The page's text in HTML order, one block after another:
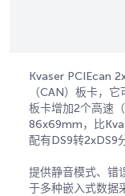
Kvaser PCIEcan
（CAN）板卡，
板卡增加2个高速
86x69mm，比
配有DS9转2xDS9
提供静音模式、错
于多种嵌入式数据